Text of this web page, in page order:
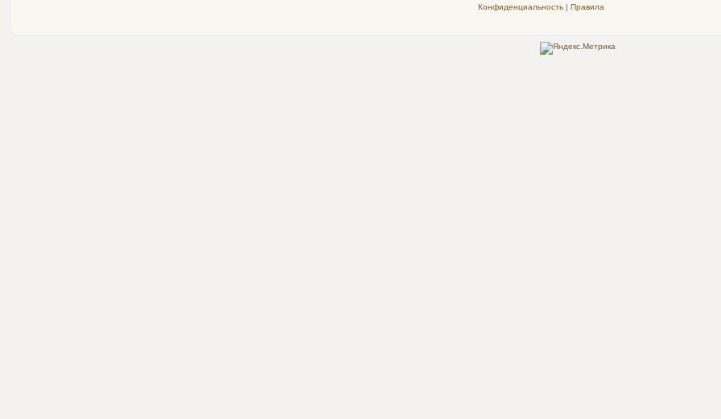
Конфиденциальность| Правила